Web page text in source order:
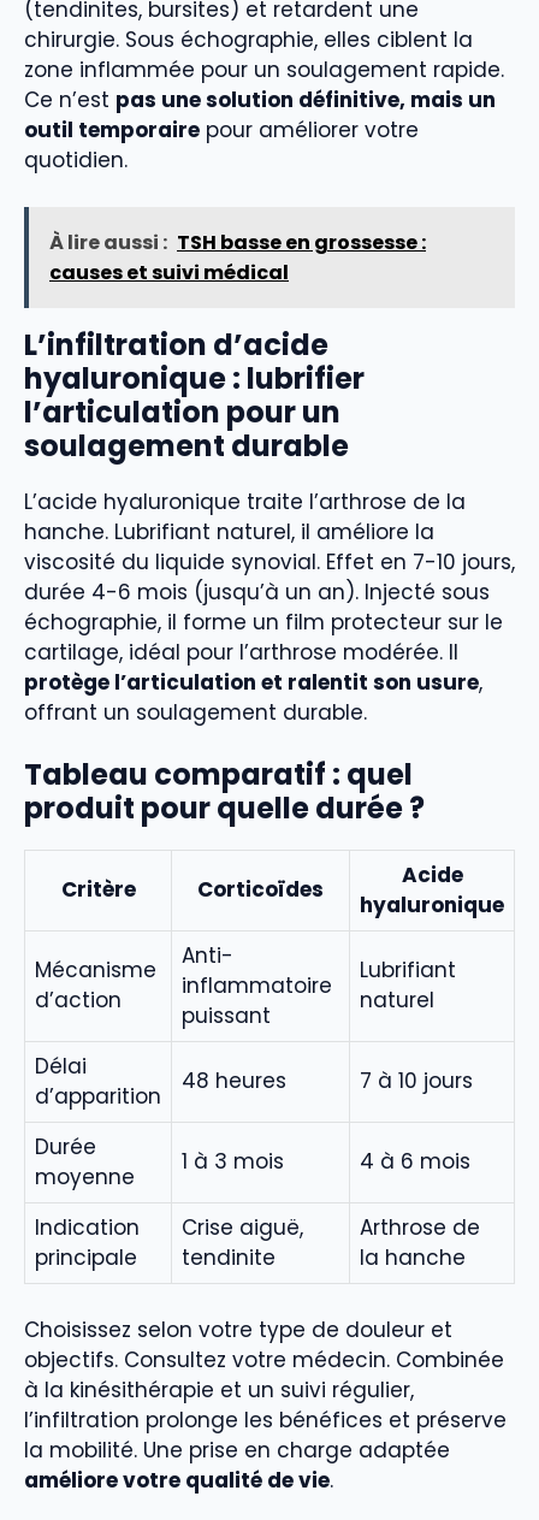
(tendinites, bursites) et retardent une
chirurgie. Sous échographie, elles ciblent la
zone inflammée pour un soulagement rapide.
Ce n’est pas une solution définitive, mais un
outil temporaire pour améliorer votre
quotidien.
À lire aussi : TSH basse en grossesse :
causes et suivi médical
L’infiltration d’acide
hyaluronique : lubrifier
l’articulation pour un
soulagement durable
L’acide hyaluronique traite l’arthrose de la
hanche. Lubrifiant naturel, il améliore la
viscosité du liquide synovial. Effet en 7-10 jours,
durée 4-6 mois (jusqu’à un an). Injecté sous
échographie, il forme un film protecteur sur le
cartilage, idéal pour l’arthrose modérée. Il
protège l’articulation et ralentit son usure,
offrant un soulagement durable.
Tableau comparatif : quel
produit pour quelle durée ?
Critère Corticoïdes
Acide
hyaluronique
Mécanisme
d’action
Anti-
inflammatoire
puissant
Lubrifiant
naturel
Délai
d’apparition
48 heures 7 à 10 jours
Durée
moyenne
1 à 3 mois 4 à 6 mois
Indication
principale
Crise aiguë,
tendinite
Arthrose de
la hanche
Choisissez selon votre type de douleur et
objectifs. Consultez votre médecin. Combinée
à la kinésithérapie et un suivi régulier,
l’infiltration prolonge les bénéfices et préserve
la mobilité. Une prise en charge adaptée
améliore votre qualité de vie.